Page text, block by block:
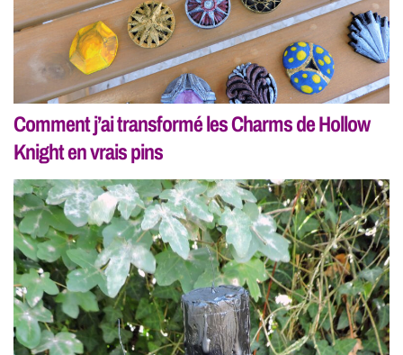
Comment j’ai transformé les Charms de Hollow
Knight en vrais pins